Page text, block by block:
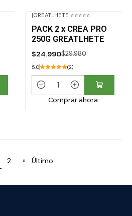
d
d
|GREATLHETE ⭐⭐⭐⭐⭐
PACK 2 x CREA PRO
250G GREATLHETE
$24.990$29.980
5.0 (2)
i
a
Comprar ahora
2 » Último